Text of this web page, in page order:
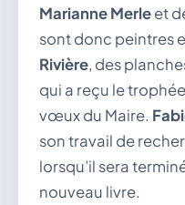
Marianne Merleet
sont donc peintres
Rivière, des
qui a reçu le
vœux du Maire.
son travail de
lorsqu’il sera
nouveau livre.